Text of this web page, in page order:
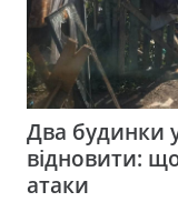
Два будинки
відновити:
атаки